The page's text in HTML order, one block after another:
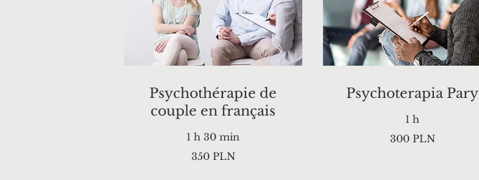
Psychothérapie de
couple en français
1 h 30 min
350 PLN
Psychoterapia Pary
1 h
300 PLN